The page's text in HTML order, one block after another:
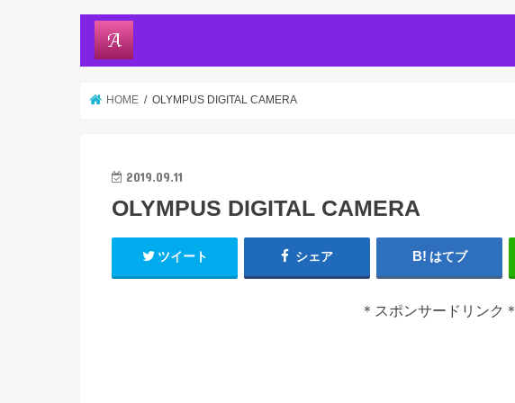
HOME OLYMPUS DIGITAL CAMERA
2019.09.11
OLYMPUS DIGITAL CAMERA
ツイート シェア はてブ
＊スポンサードリンク＊